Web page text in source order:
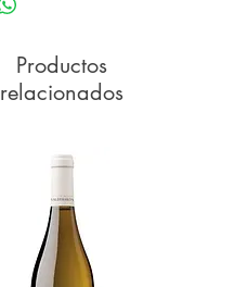
Productos
relacionados